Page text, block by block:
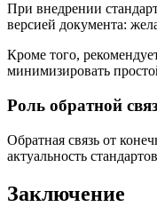
При внедрении
версией документа:
Кроме того,
минимизировать
Роль обратной
Обратная связь от
актуальность
Заключение